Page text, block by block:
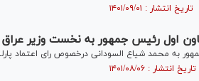
اول رئیس جمهور به نخست وزیر عراق
به محمد شیاع السودانی درخصوص رای اعتماد